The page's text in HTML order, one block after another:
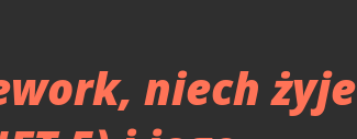
z nami od wielu lat, to nowy
niech żyje